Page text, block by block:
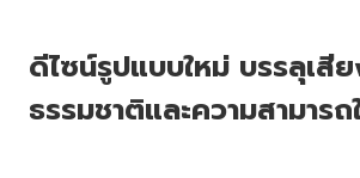
ดีไซน์รูปแบบใหม่ บรรลุเสี
ธรรมชาติและความสามารถ